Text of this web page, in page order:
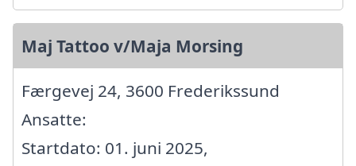
Maj Tattoo v/Maja Morsing
Færgevej 24, 3600 Frederikssund
Ansatte:
Startdato: 01. juni 2025,